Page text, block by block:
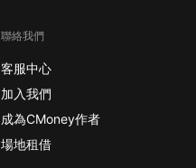
聯絡我們
客服中心
加入我們
成為CMoney作者
場地租借